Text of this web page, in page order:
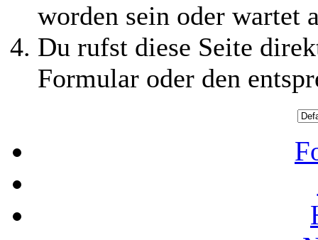
worden sein oder wartet
Du rufst diese Seite
Formular oder den